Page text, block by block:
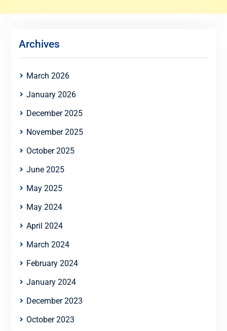
Archives
March 2026
January 2026
December 2025
November 2025
October 2025
June 2025
May 2025
May 2024
April 2024
March 2024
February 2024
January 2024
December 2023
October 2023